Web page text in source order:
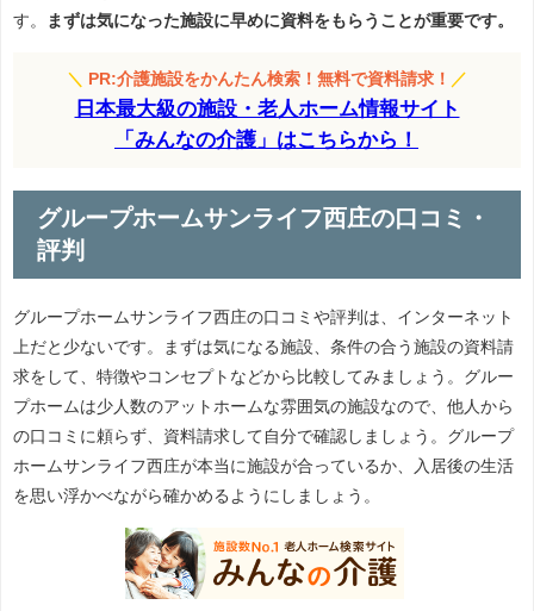
す。
まずは気になった施設に早めに資料をもらうことが重要です。
＼ PR:介護施設をかんたん検索！無料で資料請求！ ／
日本最大級の施設・老人ホーム情報サイト
「みんなの介護」はこちらから！
グループホームサンライフ西庄の口コミ・
評判
グループホームサンライフ西庄の口コミや評判は、インターネット
上だと少ないです。まずは気になる施設、条件の合う施設の資料請
求をして、特徴やコンセプトなどから比較してみましょう。グルー
プホームは少人数のアットホームな雰囲気の施設なので、他人から
の口コミに頼らず、資料請求して自分で確認しましょう。グループ
ホームサンライフ西庄が本当に施設が合っているか、入居後の生活
を思い浮かべながら確かめるようにしましょう。